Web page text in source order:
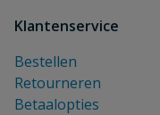
Klantenservice
Bestellen
Retourneren
Betaalopties